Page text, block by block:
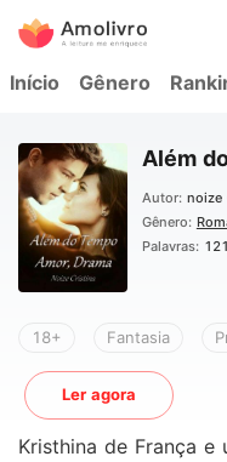
Início Gênero
Além
Autor: noize
Gênero:
Palavras:
18+ Fantasia
Ler agora
Kristhina de França e